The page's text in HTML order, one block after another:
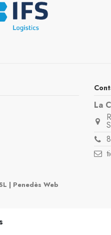
La
| Penedès Web